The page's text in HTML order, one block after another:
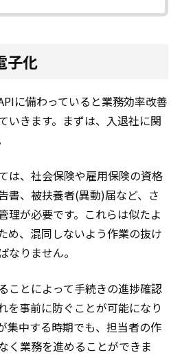
子化
に備わっていると業務効率改善
いきます。まずは、入退社に関
は、社会保険や雇用保険の資格
書、被扶養者(異動)届など、さ
理が必要です。これらは似たよ
め、混同しないよう作業の抜け
なりません。
ことによって手続きの進捗確認
を事前に防ぐことが可能になり
集中する時期でも、担当者の作
く業務を進めることができま